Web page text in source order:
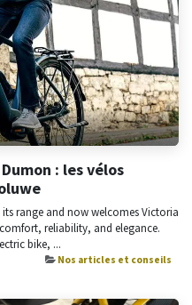
: les vélos
range and now welcomes Victoria
reliability, and elegance.
bike, ...
Nos articles et conseils